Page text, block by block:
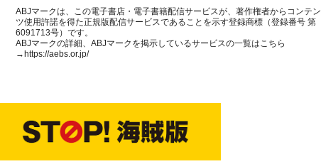
ABJマークは、この電子書店・電子書籍配信サービスが、著作権者からコンテン
ツ使用許諾を得た正規版配信サービスであることを示す登録商標（登録番号 第
6091713号）です。
ABJマークの詳細、ABJマークを掲示しているサービスの一覧はこちら
→ https://aebs.or.jp/